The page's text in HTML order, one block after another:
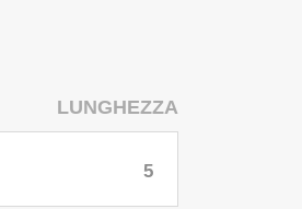
LUNGHEZZA
5